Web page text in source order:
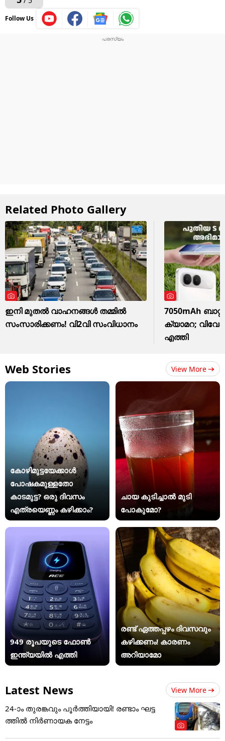
Follow Us
Related Photo Gallery
ഇനി മുതൽ വാഹനങ്ങൾ തമ്മിൽ
സംസാരിക്കണം! വി2വി സംവിധാനം
7050mAh
ക്യാമറ; വിവോ
എത്തി
Web Stories View More
കോഴിമുട്ടയേക്കാൾ
പോഷകമുള്ളതോ
കാടമുട്ട? ഒരു ദിവസം
എത്രയെണ്ണം കഴിക്കാം?
ചായ കുടിച്ചാൽ മുടി
പോകുമോ?
949 രൂപയുടെ ഫോൺ
ഇന്ത്യയിൽ എത്തി
രണ്ട് ഏത്തപ്പഴം ദിവസവും
കഴിക്കണം! കാരണം
അറിയാമോ
Latest News View More
24-ാം തുരങ്കവും പൂർത്തിയായി! രണ്ടാം ഘട്ട
ത്തിൽ നിർണായക നേട്ടം